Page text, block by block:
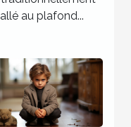
au plafond...